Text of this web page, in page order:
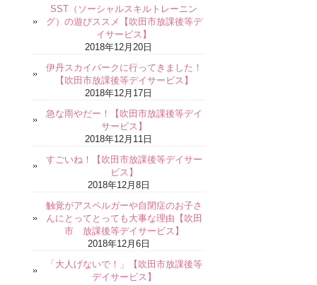
SST（ソーシャルスキルトレーニン
グ）の遊びススメ【吹田市放課後等デ
イサービス】
2018年12月20日
伊丹スカイパークに行ってきました！
【吹田市放課後等デイサービス】
2018年12月17日
急な雨やだー！【吹田市放課後等デイ
サービス】
2018年12月11日
すごいね！【吹田市放課後等デイサー
ビス】
2018年12月8日
触覚がアスペルガーや自閉症のお子さ
んにとってとっても大事な理由【吹田
市 放課後等デイサービス】
2018年12月6日
「大人げないで！」【吹田市放課後等
デイサービス】